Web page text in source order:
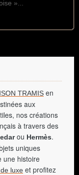
TRAMIS en
aux
nos créations
à travers des
ou Hermès.
uniques
une histoire
luxe et profitez